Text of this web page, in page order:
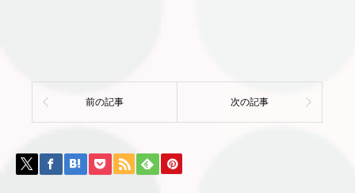
前の記事 次の記事